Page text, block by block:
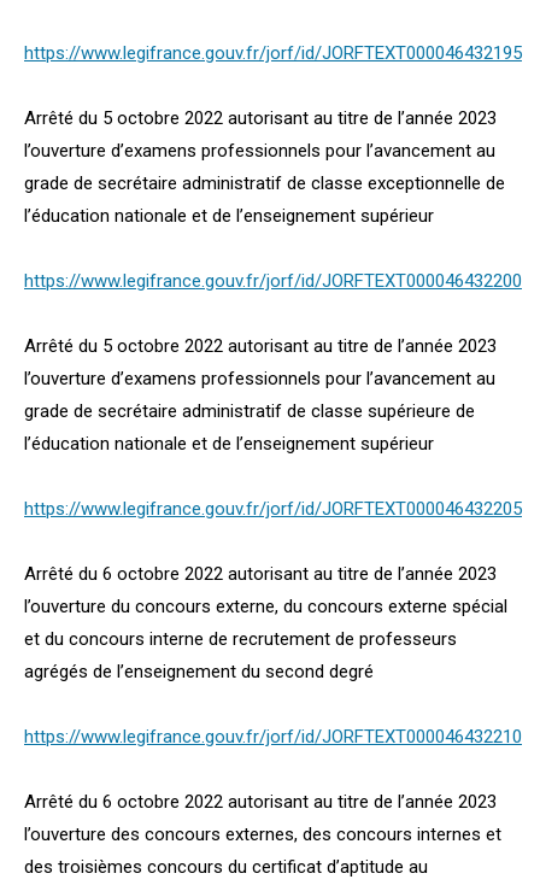
https://www.legifrance.gouv.fr/jorf/id/JORFTEXT000046432195
Arrêté du 5 octobre 2022 autorisant au titre de l’année 2023
l’ouverture d’examens professionnels pour l’avancement au
grade de secrétaire administratif de classe exceptionnelle de
l’éducation nationale et de l’enseignement supérieur
https://www.legifrance.gouv.fr/jorf/id/JORFTEXT000046432200
Arrêté du 5 octobre 2022 autorisant au titre de l’année 2023
l’ouverture d’examens professionnels pour l’avancement au
grade de secrétaire administratif de classe supérieure de
l’éducation nationale et de l’enseignement supérieur
https://www.legifrance.gouv.fr/jorf/id/JORFTEXT000046432205
Arrêté du 6 octobre 2022 autorisant au titre de l’année 2023
l’ouverture du concours externe, du concours externe spécial
et du concours interne de recrutement de professeurs
agrégés de l’enseignement du second degré
https://www.legifrance.gouv.fr/jorf/id/JORFTEXT000046432210
Arrêté du 6 octobre 2022 autorisant au titre de l’année 2023
l’ouverture des concours externes, des concours internes et
des troisièmes concours du certificat d’aptitude au